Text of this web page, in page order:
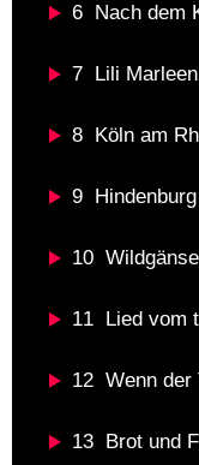
6 Nach dem
7 Lili Marleen
8 Köln am
9
10
11 Lied vom
12 Wenn der
13 Brot und